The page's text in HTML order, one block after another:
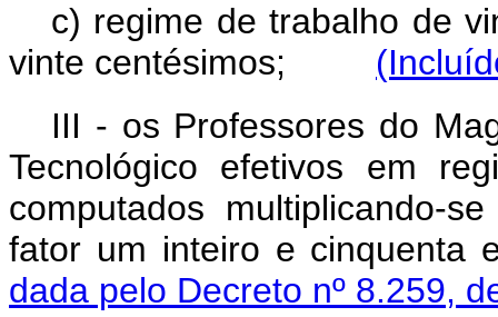
c) regime de trabalho de
vinte centésimos;
III - os Professores do
Tecnológico efetivos em
computados multiplicando-
fator um inteiro e cinquenta
dada pelo Decreto nº 8.259,